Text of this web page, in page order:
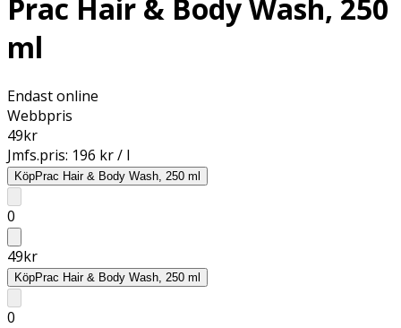
Prac Hair & Body Wash, 250
ml
Endast online
Webbpris
49kr
Jmfs.pris: 196 kr / l
KöpPrac Hair & Body Wash, 250 ml
0
49kr
KöpPrac Hair & Body Wash, 250 ml
0